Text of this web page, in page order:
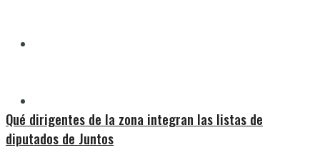
Qué dirigentes de la zona integran las listas de
diputados de Juntos